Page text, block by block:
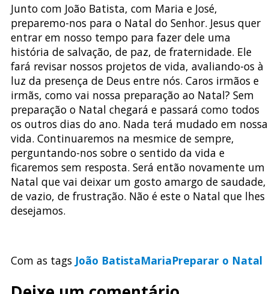
Junto com João Batista, com Maria e José,
preparemo-nos para o Natal do Senhor. Jesus quer
entrar em nosso tempo para fazer dele uma
história de salvação, de paz, de fraternidade. Ele
fará revisar nossos projetos de vida, avaliando-os à
luz da presença de Deus entre nós. Caros irmãos e
irmãs, como vai nossa preparação ao Natal? Sem
preparação o Natal chegará e passará como todos
os outros dias do ano. Nada terá mudado em nossa
vida. Continuaremos na mesmice de sempre,
perguntando-nos sobre o sentido da vida e
ficaremos sem resposta. Será então novamente um
Natal que vai deixar um gosto amargo de saudade,
de vazio, de frustração. Não é este o Natal que lhes
desejamos.
Com as tags João BatistaMariaPreparar o Natal